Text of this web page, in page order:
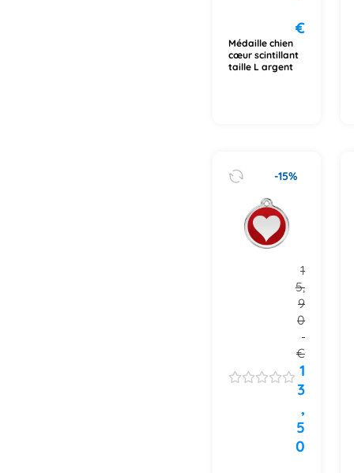
€
Médaille chien
cœur scintillant
taille L argent
-15%
1
5,
9
0
€
1
3
,
5
0